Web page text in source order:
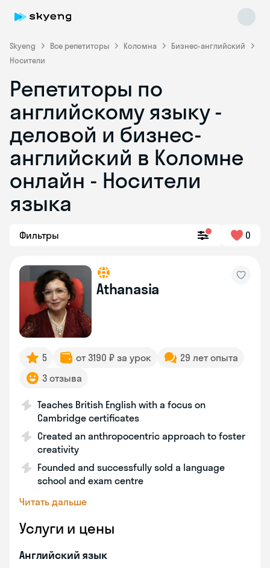
Skyeng Все репетиторы Коломна
Бизнес-английский
Носители
Репетиторы по
английскому языку -
деловой и бизнес-
английский в Коломне
онлайн - Носители
языка
Фильтры 0
Athanasia
5 от 3190 ₽ за урок
29 лет опыта
3 отзыва
Teaches British English with a focus on
Cambridge certificates
Created an anthropocentric approach to foster
creativity
Founded and successfully sold a language
school and exam centre
Читать дальше
Услуги и цены
Английский язык
Skyeng Chat